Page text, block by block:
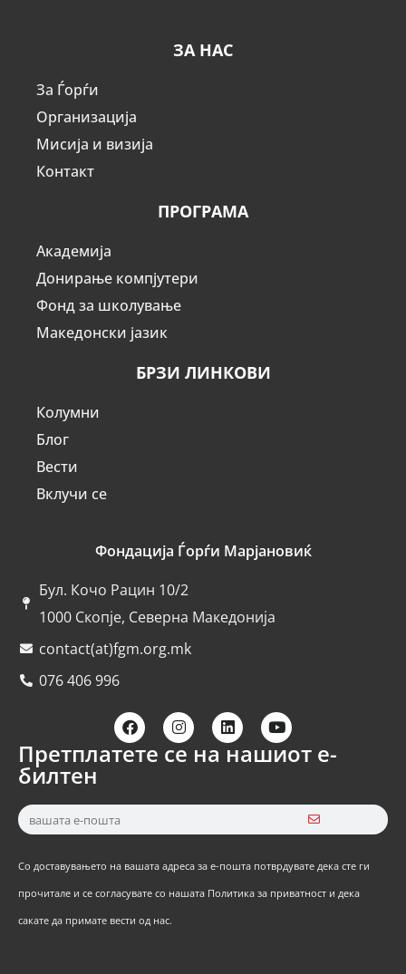
ЗА НАС
За Ѓорѓи
Организација
Мисија и визија
Контакт
ПРОГРАМА
Академија
Донирање компјутери
Фонд за школување
Македонски јазик
БРЗИ ЛИНКОВИ
Колумни
Блог
Вести
Вклучи се
Фондација Ѓорѓи Марјановиќ
Бул. Кочо Рацин 10/2
1000 Скопје, Северна Македонија
contact(at)fgm.org.mk
076 406 996
Претплатете се на нашиот е-
билтен
Со доставувањето на вашата адреса за е-пошта потврдувате дека сте ги
прочитале и се согласувате со нашата Политика за приватност и дека
сакате да примате вести од нас.